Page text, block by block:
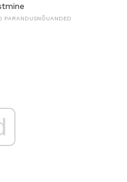
PARANDUSNÕUANDED